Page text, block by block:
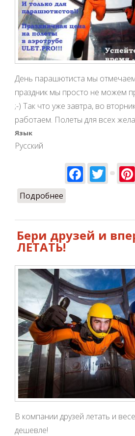
День парашютиста мы
праздник мы просто не можем
;-) Так что уже завтра, во
работаем. Полеты для всех
Язык
Русский
Подробнее
Бери друзей и
ЛЕТАТЬ!
В компании друзей летать и
дешевле!